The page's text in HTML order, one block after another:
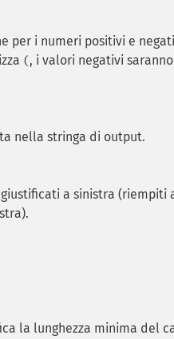
per i numeri positivi e
(, i valori negativi
nella stringa di output.
a sinistra
la lunghezza minima del